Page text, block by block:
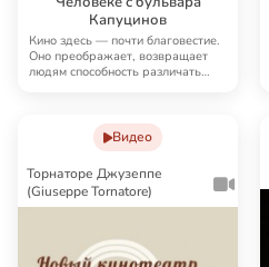
Капуцинов
Кино здесь — почти благовестие.
Оно преображает, возвращает
людям способность различать
Видео
Торнаторе Джузеппе
(Giuseppe Tornatore)